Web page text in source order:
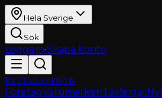
Hela Sverige
Sök
Logga in·Skapa konto
RYTTARAVENYN
FöretagVarumärkenTävlingar